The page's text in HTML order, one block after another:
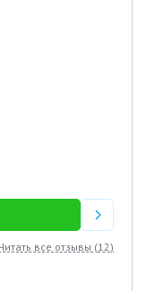
Читать все отзывы (12)